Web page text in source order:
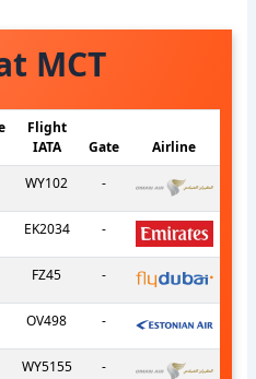
MCT
Flight
IATA
Gate
Airline
WY102 -
EK2034 -
FZ45 -
OV498 -
WY5155 -